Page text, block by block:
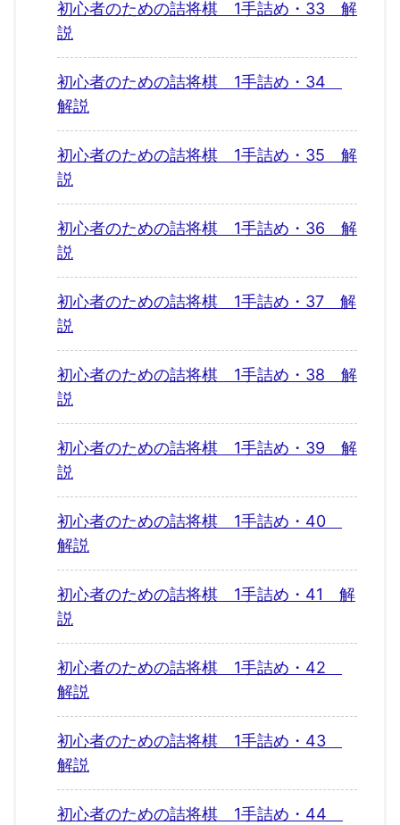
初心者のための詰将棋 1手詰め・33 解
説
初心者のための詰将棋 1手詰め・34
解説
初心者のための詰将棋 1手詰め・35 解
説
初心者のための詰将棋 1手詰め・36 解
説
初心者のための詰将棋 1手詰め・37 解
説
初心者のための詰将棋 1手詰め・38 解
説
初心者のための詰将棋 1手詰め・39 解
説
初心者のための詰将棋 1手詰め・40
解説
初心者のための詰将棋 1手詰め・41 解
説
初心者のための詰将棋 1手詰め・42
解説
初心者のための詰将棋 1手詰め・43
解説
初心者のための詰将棋 1手詰め・44